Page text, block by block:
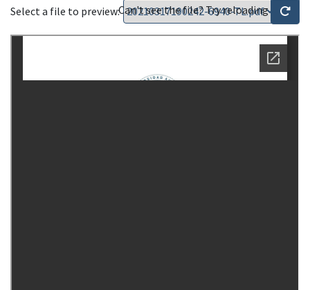
Select a file to preview:Can't see the file? Try reloading